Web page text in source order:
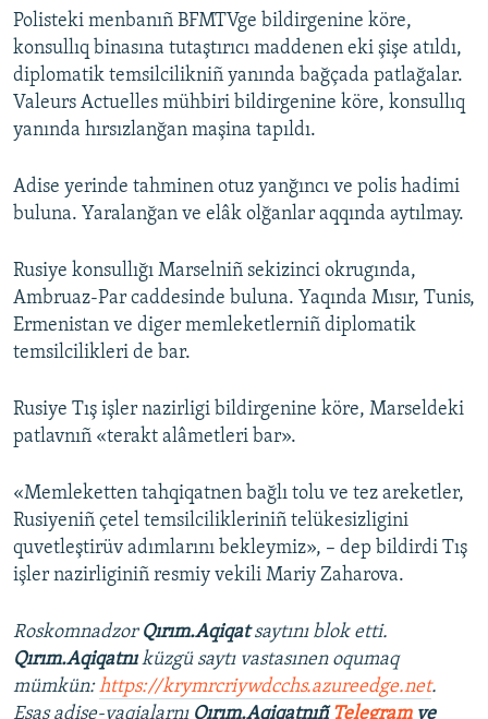
Polisteki menbanıñ BFMTVge bildirgenine köre,
konsullıq binasına tutaştırıcı maddenen eki şişe atıldı,
diplomatik temsilcilikniñ yanında bağçada patlağalar.
Valeurs Actuelles mühbiri bildirgenine köre, konsullıq
yanında hırsızlanğan maşina tapıldı.
Adise yerinde tahminen otuz yanğıncı ve polis hadimi
buluna. Yaralanğan ve elâk olğanlar aqqında aytılmay.
Rusiye konsullığı Marselniñ sekizinci okrugında,
Ambruaz-Par caddesinde buluna. Yaqında Mısır, Tunis,
Ermenistan ve diger memleketlerniñ diplomatik
temsilcilikleri de bar.
Rusiye Tış işler nazirligi bildirgenine köre, Marseldeki
patlavnıñ «terakt alâmetleri bar».
«Memleketten tahqiqatnen bağlı tolu ve tez areketler,
Rusiyeniñ çetel temsilcilikleriniñ telükesizligini
quvetleştirüv adımlarını bekleymiz», – dep bildirdi Tış
işler nazirliginiñ resmiy vekili Mariy Zaharova.
Roskomnadzor Qırım.Aqiqatsaytını blok etti.
Qırım.Aqiqatnıküzgü saytı vastasınen oqumaq
mümkün:https://krymrcriywdcchs.azureedge.net.
Esas adise-vaqialarnı Qırım.Aqiqatnıñ Telegramve